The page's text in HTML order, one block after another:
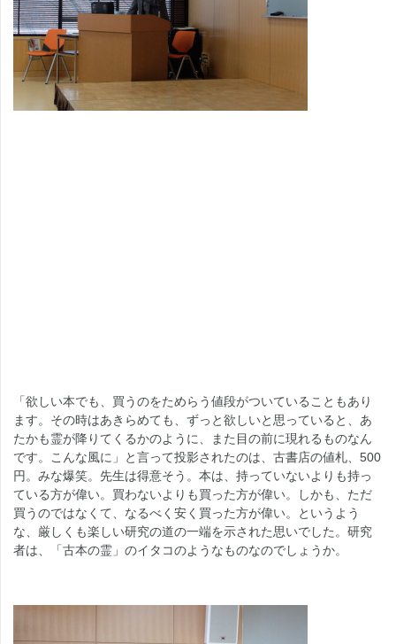
「欲しい本でも、買うのをためらう値段がついていることもあり
ます。その時はあきらめても、ずっと欲しいと思っていると、あ
たかも霊が降りてくるかのように、また目の前に現れるものなん
です。こんな風に」と言って投影されたのは、古書店の値札、500
円。みな爆笑。先生は得意そう。本は、持っていないよりも持っ
ている方が偉い。買わないよりも買った方が偉い。しかも、ただ
買うのではなくて、なるべく安く買った方が偉い。というよう
な、厳しくも楽しい研究の道の一端を示された思いでした。研究
者は、「古本の霊」のイタコのようなものなのでしょうか。